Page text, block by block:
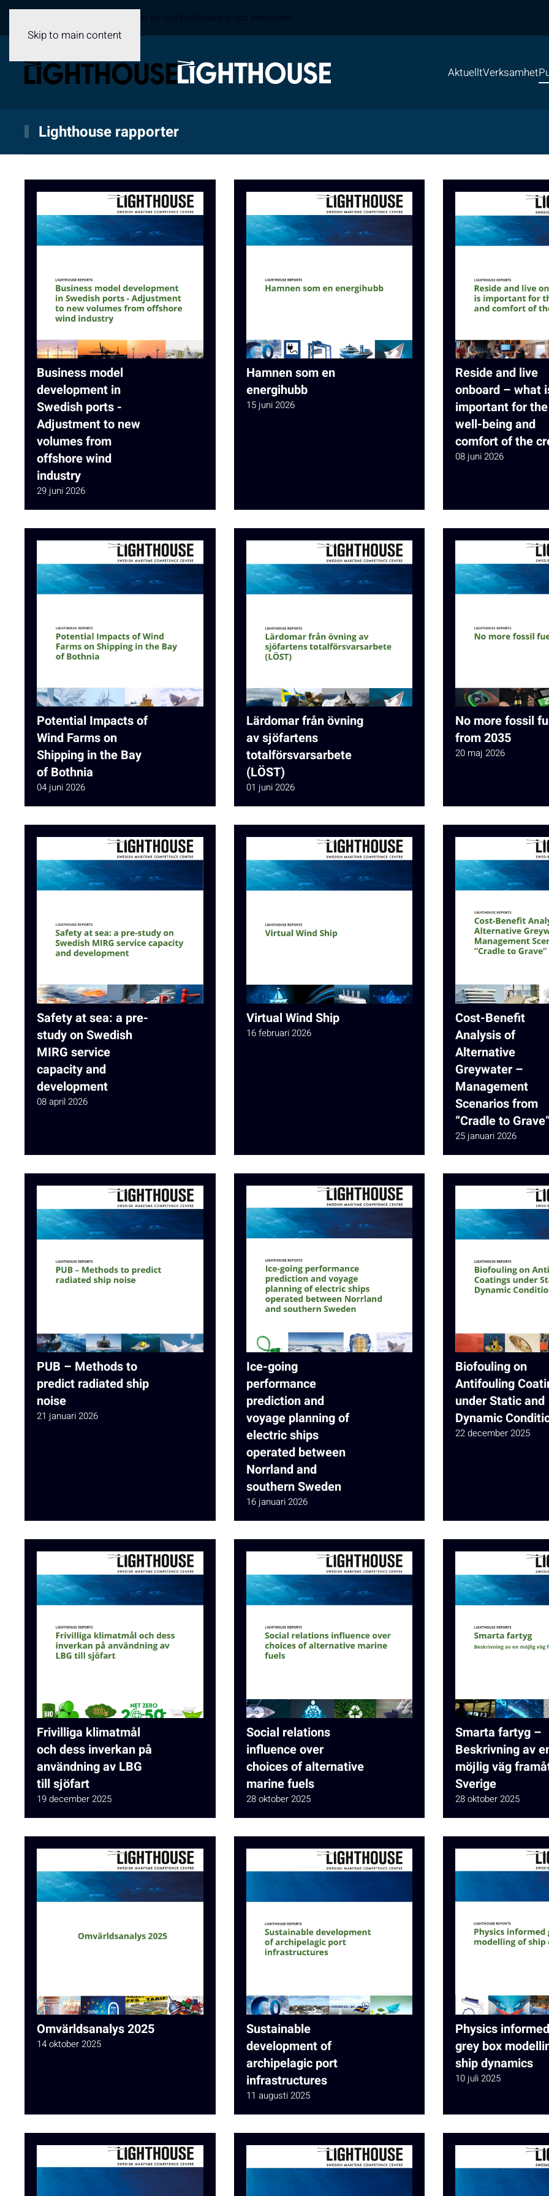
Skip to main content
AktuelltVerksamhet
Lighthouse rapporter
Business model
development in
Swedish ports -
Adjustment to new
volumes from
offshore wind
industry
29 juni 2026
Hamnen som en
energihubb
15 juni 2026
Reside and live
onboard – what
important for the
well-being and
comfort of the
08 juni 2026
Potential Impacts of
Wind Farms on
Shipping in the Bay
of Bothnia
04 juni 2026
Lärdomar från övning
av sjöfartens
totalförsvarsarbete
(LÖST)
01 juni 2026
No more fossil
from 2035
20 maj 2026
Safety at sea: a pre-
study on Swedish
MIRG service
capacity and
development
08 april 2026
Virtual Wind Ship
16 februari 2026
Cost-Benefit
Analysis of
Alternative
Greywater –
Management
Scenarios from
“Cradle to
25 januari 2026
PUB – Methods to
predict radiated ship
noise
21 januari 2026
Ice-going
performance
prediction and
voyage planning of
electric ships
operated between
Norrland and
southern Sweden
16 januari 2026
Biofouling on
Antifouling
under Static and
Dynamic
22 december 2025
Frivilliga klimatmål
och dess inverkan på
användning av LBG
till sjöfart
19 december 2025
Social relations
influence over
choices of alternative
marine fuels
28 oktober 2025
Smarta fartyg –
Beskrivning av
möjlig väg
Sverige
28 oktober 2025
Omvärldsanalys 2025
14 oktober 2025
Sustainable
development of
archipelagic port
infrastructures
11 augusti 2025
Physics
grey box
ship dynamics
10 juli 2025